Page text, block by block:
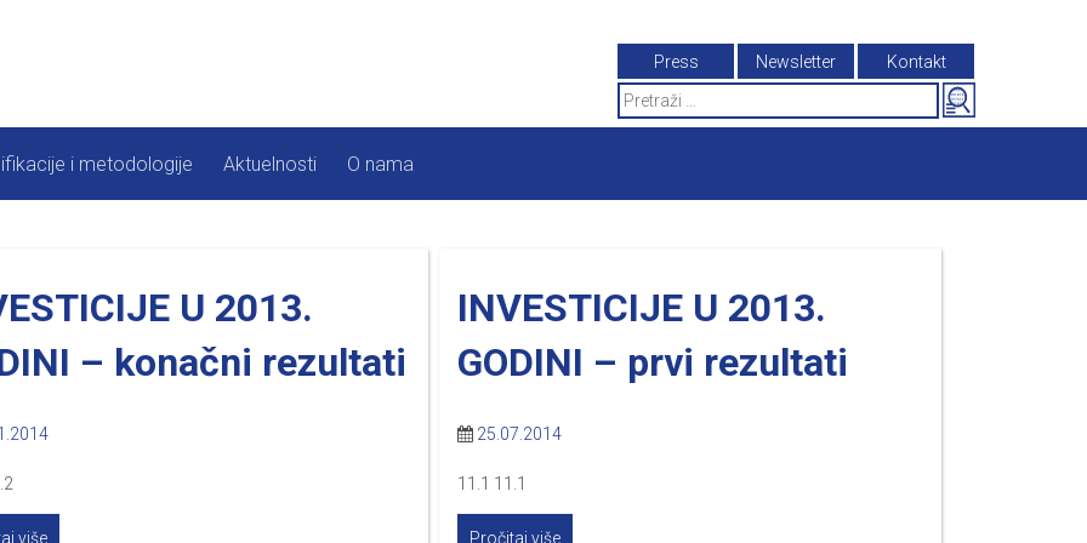
Press Newsletter
Kontakt
Search
for:
i metodologije Aktuelnosti O nama
U 2013.
– konačni rezultati
više
INVESTICIJE U 2013.
GODINI – prvi rezultati
25.07.2014
11.1 11.1
Pročitaj više